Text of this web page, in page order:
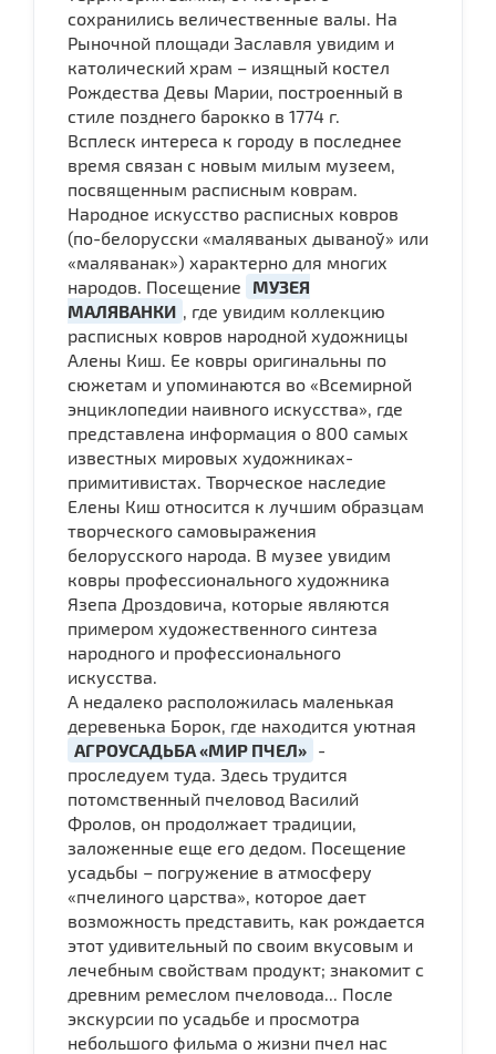
сохранились величественные валы. На
Рыночной площади Заславля увидим и
католический храм – изящный костел
Рождества Девы Марии, построенный в
стиле позднего барокко в 1774 г.
Всплеск интереса к городу в последнее
время связан с новым милым музеем,
посвященным расписным коврам.
Народное искусство расписных ковров
(по-белорусски «маляваных дываноў» или
«маляванак») характерно для многих
народов. Посещение
МУЗЕЯ
МАЛЯВАНКИ
, где увидим коллекцию
расписных ковров народной художницы
Алены Киш. Ее ковры оригинальны по
сюжетам и упоминаются во «Всемирной
энциклопедии наивного искусства», где
представлена ​​информация о 800 самых
известных мировых художниках-
примитивистах. Творческое наследие
Елены Киш относится к лучшим образцам
творческого самовыражения
белорусского народа. В музее увидим
ковры профессионального художника
Язепа Дроздовича, которые являются
примером художественного синтеза
народного и профессионального
искусства.
А недалеко расположилась маленькая
деревенька Борок, где находится уютная
АГРОУСАДЬБА «МИР ПЧЕЛ» -
проследуем туда. Здесь трудится
потомственный пчеловод Василий
Фролов, он продолжает традиции,
заложенные еще его дедом. Посещение
усадьбы – погружение в атмосферу
«пчелиного царства», которое дает
возможность представить, как рождается
этот удивительный по своим вкусовым и
лечебным свойствам продукт; знакомит с
древним ремеслом пчеловода... После
экскурсии по усадьбе и просмотра
небольшого фильма о жизни пчел нас